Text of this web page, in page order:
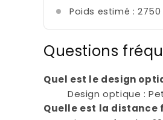
Poids estimé : 2750
Questions
Quel est le design
Design optique :
Quelle est la distance